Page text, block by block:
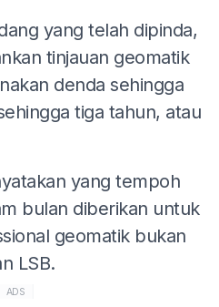
yang telah dipinda,
tinjauan geomatik
denda sehingga
tiga tahun, atau
yang tempoh
bulan diberikan untuk
geomatik bukan
LSB.
ADS